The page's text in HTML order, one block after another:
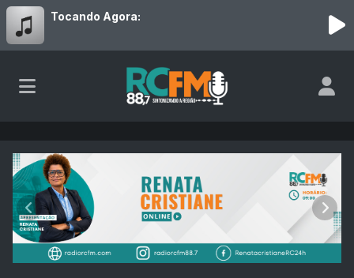
Tocando Agora:
RC 88,7 FM
Anterior